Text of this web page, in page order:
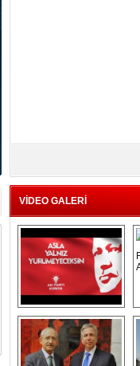
VİDEO GALERİ
Asla Yalnız
Yürümeyeceksin
Uzun Adam